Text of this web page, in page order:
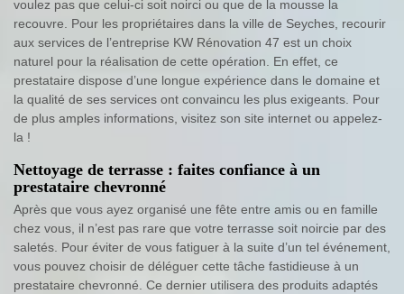
voulez pas que celui-ci soit noirci ou que de la mousse la
recouvre. Pour les propriétaires dans la ville de Seyches, recourir
aux services de l’entreprise KW Rénovation 47 est un choix
naturel pour la réalisation de cette opération. En effet, ce
prestataire dispose d’une longue expérience dans le domaine et
la qualité de ses services ont convaincu les plus exigeants. Pour
de plus amples informations, visitez son site internet ou appelez-
la !
Nettoyage de terrasse : faites confiance à un
prestataire chevronné
Après que vous ayez organisé une fête entre amis ou en famille
chez vous, il n’est pas rare que votre terrasse soit noircie par des
saletés. Pour éviter de vous fatiguer à la suite d’un tel événement,
vous pouvez choisir de déléguer cette tâche fastidieuse à un
prestataire chevronné. Ce dernier utilisera des produits adaptés